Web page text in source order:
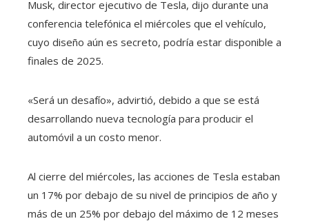
Musk, director ejecutivo de Tesla, dijo durante una
conferencia telefónica el miércoles que el vehículo,
cuyo diseño aún es secreto, podría estar disponible a
finales de 2025.
«Será un desafío», advirtió, debido a que se está
desarrollando nueva tecnología para producir el
automóvil a un costo menor.
Al cierre del miércoles, las acciones de Tesla estaban
un 17% por debajo de su nivel de principios de año y
más de un 25% por debajo del máximo de 12 meses